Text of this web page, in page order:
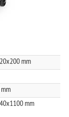
mm
mm